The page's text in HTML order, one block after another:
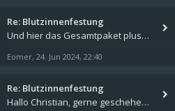
Re: Blutzinnenfestung
Und hier das Gesamtpaket plus Übersicht als Excel-Tabelle: https://forum.schicksalsklinge.com/viewtopic.php?f=239&t=156
Eomer, 24. Jun 2024, 22:40
Re: Blutzinnenfestung
Hallo Christian, gerne geschehen! Ich freue mich, dass ich Dir weiterhelfen konnte - und das Forum weiter "lebt". Denn